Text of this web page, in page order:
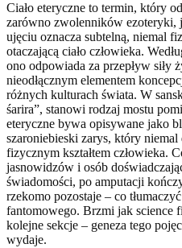
Ciało eteryczne to termin, który
zarówno zwolenników ezoteryki,
ujęciu oznacza subtelną, niemal
otaczającą ciało człowieka.
ono odpowiada za przepływ siły
nieodłącznym elementem
różnych kulturach świata. W
śarira”, stanowi rodzaj mostu
eteryczne bywa opisywane jako
szaroniebieski zarys, który
fizycznym kształtem człowieka.
jasnowidzów i osób
świadomości, po amputacji
rzekomo pozostaje – co
fantomowego. Brzmi jak science
kolejne sekcje – geneza tego
wydaje.